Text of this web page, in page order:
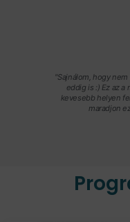
"Sajnálom, hogy
eddig is :) Ez az a
kevesebb helyen
maradjon